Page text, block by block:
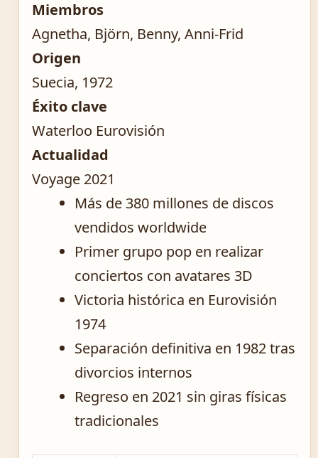
Miembros
Agnetha, Björn, Benny, Anni-Frid
Origen
Suecia, 1972
Éxito clave
Waterloo Eurovisión
Actualidad
Voyage 2021
Más de 380 millones de discos
vendidos worldwide
Primer grupo pop en realizar
conciertos con avatares 3D
Victoria histórica en Eurovisión
1974
Separación definitiva en 1982 tras
divorcios internos
Regreso en 2021 sin giras físicas
tradicionales